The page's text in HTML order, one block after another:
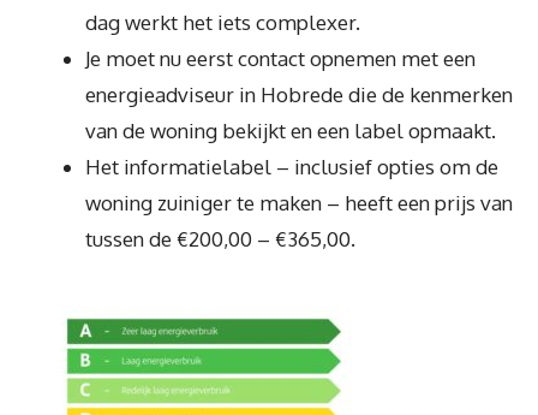
dag werkt het iets complexer.
Je moet nu eerst contact opnemen met een
energieadviseur in Hobrede die de kenmerken
van de woning bekijkt en een label opmaakt.
Het informatielabel – inclusief opties om de
woning zuiniger te maken – heeft een prijs van
tussen de €200,00 – €365,00.